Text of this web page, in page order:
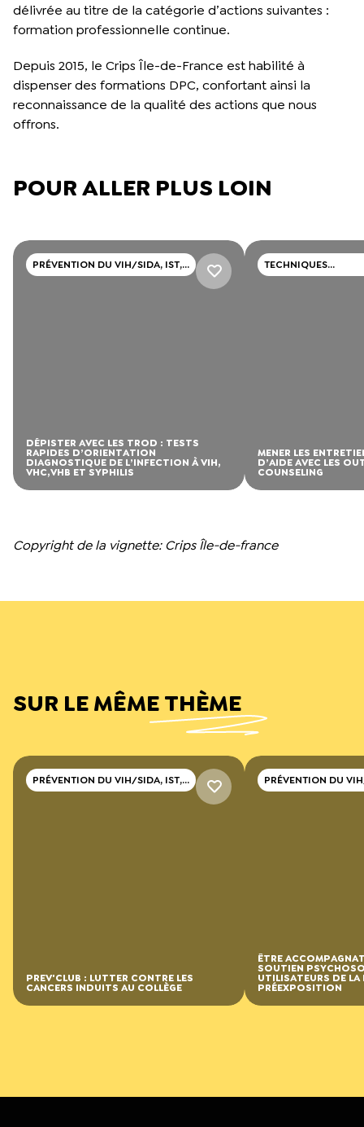
délivrée au titre de la catégorie d’actions suivantes :
formation professionnelle continue.
Depuis 2015, le Crips Île-de-France est habilité à
dispenser des formations DPC, confortant ainsi la
reconnaissance de la qualité des actions que nous
offrons.
POUR ALLER PLUS LOIN
PRÉVENTION DU VIH/SIDA, IST,
HÉPATITE
DÉPISTER AVEC LES TROD : TESTS
RAPIDES D’ORIENTATION
DIAGNOSTIQUE DE L’INFECTION À VIH,
VHC,VHB ET SYPHILIS
TECHNIQUES
PROFESSIONNELLES
MENER LES
D’AIDE AVEC LES
COUNSELING
Copyright de la vignette: Crips Île-de-france
SUR LE MÊME THÈME
PRÉVENTION DU VIH/SIDA, IST,
HÉPATITE
PREV'CLUB : LUTTER CONTRE LES
CANCERS INDUITS AU COLLÈGE
PRÉVENTION DU
HÉPATITE
ÊTRE
SOUTIEN
UTILISATEURS DE
PRÉEXPOSITION